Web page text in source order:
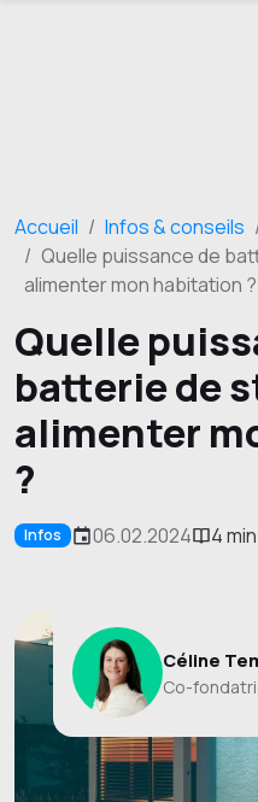
Accueil Infos & conseils
Quelle puissance de
alimenter mon habitation ?
Quelle
batterie de
alimenter
?
Infos 06.02.2024 4 min
Céline
Co-